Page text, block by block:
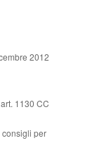
2012
1130 CC
per